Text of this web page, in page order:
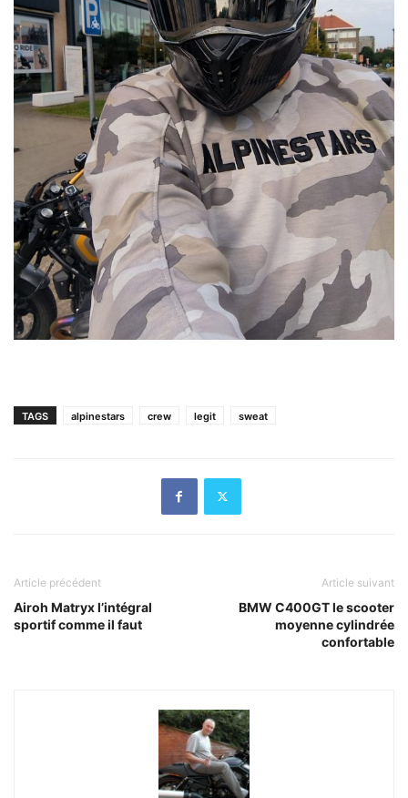
TAGS alpinestars crew legit sweat
Article précédent
Airoh Matryx l’intégral
sportif comme il faut
Article suivant
BMW C400GT le scooter
moyenne cylindrée
confortable